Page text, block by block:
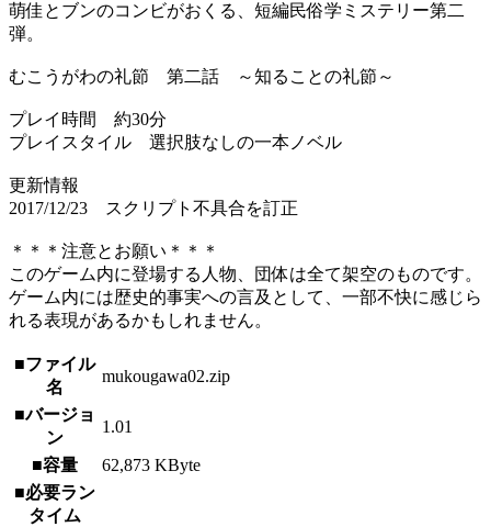
萌佳とブンのコンビがおくる、短編民俗学ミステリー第二
弾。
むこうがわの礼節 第二話 ～知ることの礼節～
プレイ時間 約30分
プレイスタイル 選択肢なしの一本ノベル
更新情報
2017/12/23 スクリプト不具合を訂正
＊＊＊注意とお願い＊＊＊
このゲーム内に登場する人物、団体は全て架空のものです。
ゲーム内には歴史的事実への言及として、一部不快に感じら
れる表現があるかもしれません。
■ファイル
名
mukougawa02.zip
■バージョ
ン
1.01
■容量
62,873 KByte
■必要ラン
タイム